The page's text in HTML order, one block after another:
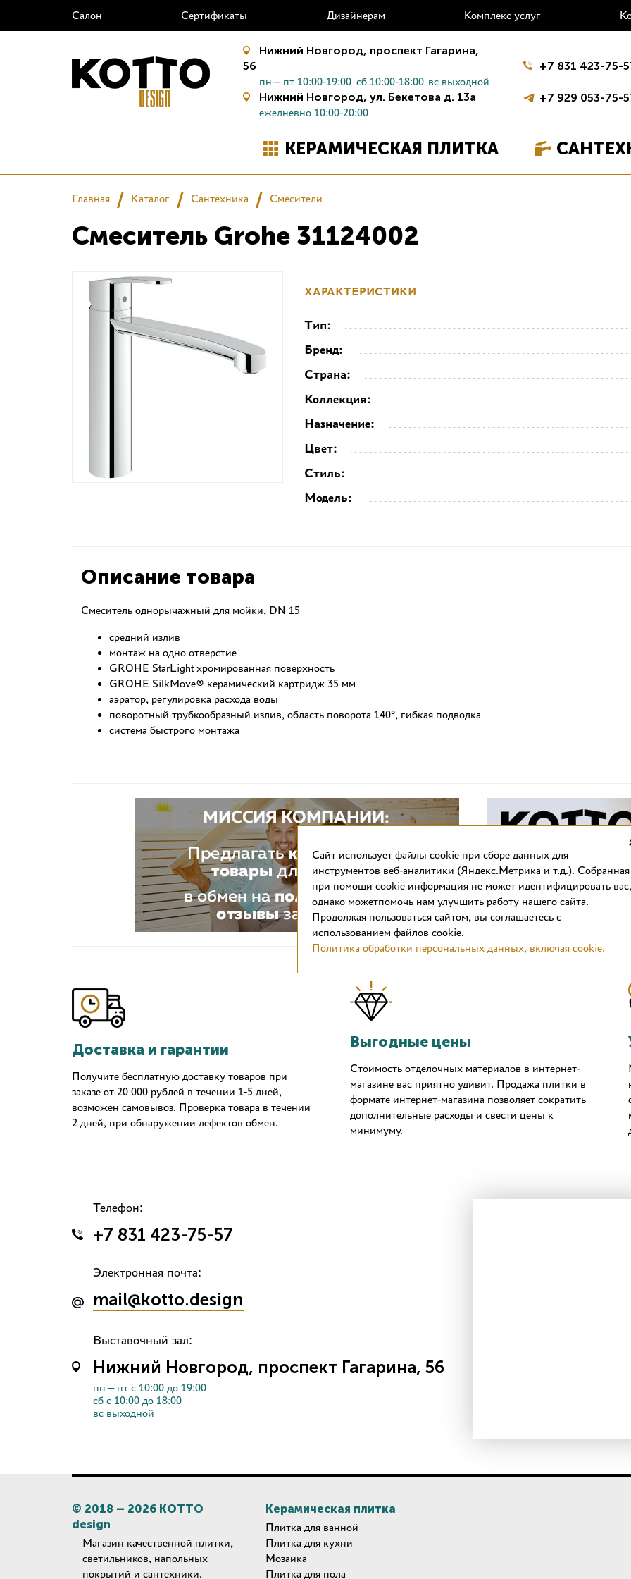
Салон Сертификаты Дизайнерам Комплекс услуг
Нижний Новгород, проспект Гагарина,
56
пн—пт 10:00-19:00 сб 10:00-18:00 вс выходной
Нижний Новгород, ул. Бекетова д. 13а
ежедневно 10:00-20:00
+7 831 423-75-
+7 929 053-75-
КЕРАМИЧЕСКАЯ ПЛИТКА
Главная Каталог Сантехника Смесители
Смеситель Grohe 31124002
ХАРАКТЕРИСТИКИ
Тип:
Бренд:
Страна:
Коллекция:
Назначение:
Цвет:
Стиль:
Модель:
Описание товара
Смеситель однорычажный для мойки, DN 15
средний излив
монтаж на одно отверстие
GROHE StarLight хромированная поверхность
GROHE SilkMove® керамический картридж 35 мм
аэратор, регулировка расхода воды
поворотный трубкообразный излив, область поворота 140°, гибкая подводка
система быстрого монтажа
Доставка и гарантии
Получите бесплатную доставку товаров при
заказе от 20 000 рублей в течении 1-5 дней,
возможен самовывоз. Проверка товара в течении
2 дней, при обнаружении дефектов обмен.
Выгодные цены
Стоимость отделочных материалов в интернет-
магазине вас приятно удивит. Продажа плитки в
формате интернет-магазина позволяет сократить
дополнительные расходы и свести цены к
минимуму.
Телефон:
+7 831 423-75-57
Электронная почта:
mail@kotto.design
Выставочный зал:
Нижний Новгород, проспект Гагарина, 56
пн—пт с 10:00 до 19:00
сб с 10:00 до 18:00
вс выходной
© 2018 – 2026 КОТТО
design
Магазин качественной плитки,
светильников, напольных
покрытий и сантехники.
Керамическая плитка
Плитка для ванной
Плитка для кухни
Мозаика
Плитка для пола
Cайт использует файлы cookie при сборе данных для
инструментов веб-аналитики (Яндекс.Метрика и т.д.). Собранная
при помощи cookie информация не может идентифицировать вас,
однако можетпомочь нам улучшить работу нашего сайта.
Продолжая пользоваться сайтом, вы соглашаетесь с
использованием файлов cookie.
Политика обработки персональных данных, включая cookie.